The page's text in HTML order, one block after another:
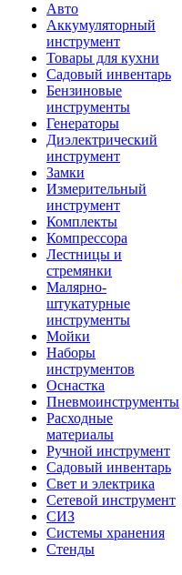
Авто
Аккумуляторный
инструмент
Товары для кухни
Садовый инвентарь
Бензиновые
инструменты
Генераторы
Диэлектрический
инструмент
Замки
Измерительный
инструмент
Комплекты
Компрессора
Лестницы и
стремянки
Малярно-
штукатурные
инструменты
Мойки
Наборы
инструментов
Оснастка
Пневмоинструменты
Расходные
материалы
Ручной инструмент
Садовый инвентарь
Свет и электрика
Сетевой инструмент
СИЗ
Системы хранения
Стенды